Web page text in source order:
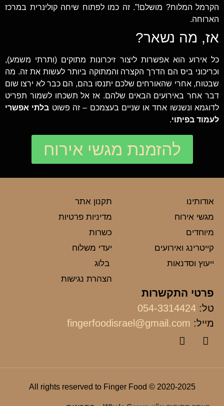
הקרמל המלוח? מושלם!”. זה כמו לפתוח שיחה קולינרית במרכז
הארוחה.
אז, מה נשאר?
כל אירוע הוא אפשרות ליצור זיכרונות מתוקים (ותרתי משמע),
וכריכוני ביס הם הדרך הקצרה והמתוקה ביותר לעשות את זה. מה
שבטוח, אחרי שהאורחים שלכם יתנסו בהם, הם כבר לא ירצו שום
דבר אחר באירועים הבאים שלהם. אז אל תשכחו לשמור תפריט
לדוגמא ונשנשו אחד או שניים בעצמכם – זה פשוט בלתי אפשרי
לעמוד בפיתוי.
להזמנת מגשי אירוח
אודותינו
מגשי אירוח
מיוחדים
קייטרינג ואירועים
ייעוץ וסדנאות
תקנון אתר
מדיניות פרטיות
כשרות
יעדי משלוח
בלוג
הצהרת נגישות
פרטי התקשרות
טל: 054-3314424
מייל: fingerfoodisrael@gmail.com
2020-2025 © All rights reserved to Finger Food